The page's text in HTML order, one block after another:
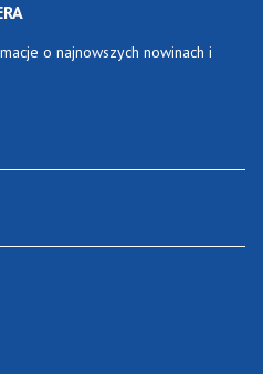
o najnowszych nowinach i